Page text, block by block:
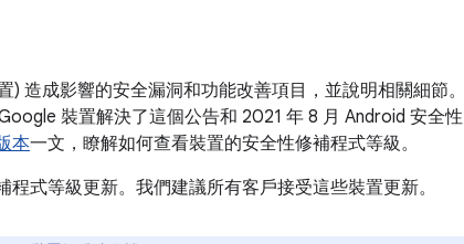
) 造成影響的安全漏洞和功能改善項目，並說明相關細節。
裝置解決了這個公告和 2021 年 8 月 Android 安全性
本一文，瞭解如何查看裝置的安全性修補程式等級。
式等級更新。我們建議所有客戶接受這些裝置更新。